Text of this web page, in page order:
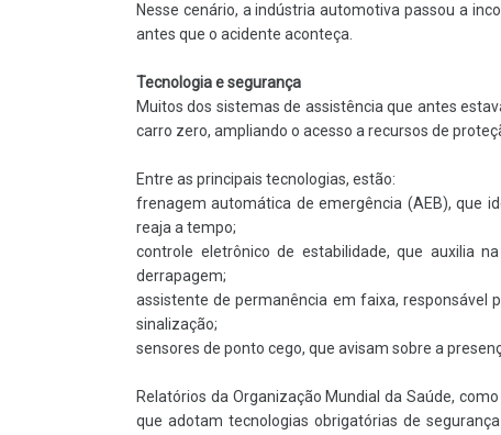
Nesse cenário, a indústria automotiva passou a
antes que o acidente aconteça.
Tecnologia e segurança
Muitos dos sistemas de assistência que antes
carro zero, ampliando o acesso a recursos de
Entre as principais tecnologias, estão:
frenagem automática de emergência (AEB), que
reaja a tempo;
controle eletrônico de estabilidade, que auxilia
derrapagem;
assistente de permanência em faixa, responsável
sinalização;
sensores de ponto cego, que avisam sobre a
Relatórios da Organização Mundial da Saúde,
que adotam tecnologias obrigatórias de